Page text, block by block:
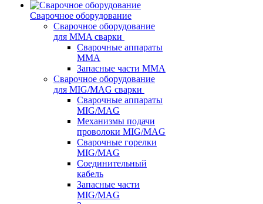
Сварочное оборудование
Сварочное оборудование
для MMA сварки
Сварочные аппараты
MMA
Запасные части MMA
Сварочное оборудование
для MIG/MAG сварки
Сварочные аппараты
MIG/MAG
Механизмы подачи
проволоки MIG/MAG
Сварочные горелки
MIG/MAG
Соединительный
кабель
Запасные части
MIG/MAG